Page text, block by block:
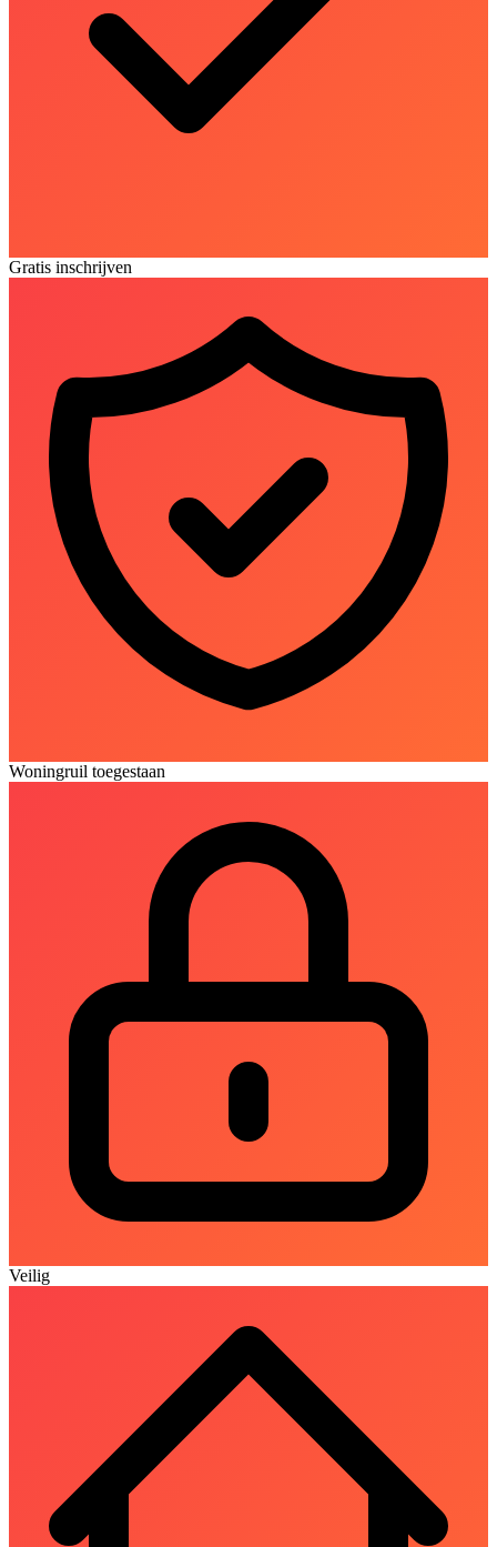
Gratis inschrijven
Woningruil toegestaan
Veilig